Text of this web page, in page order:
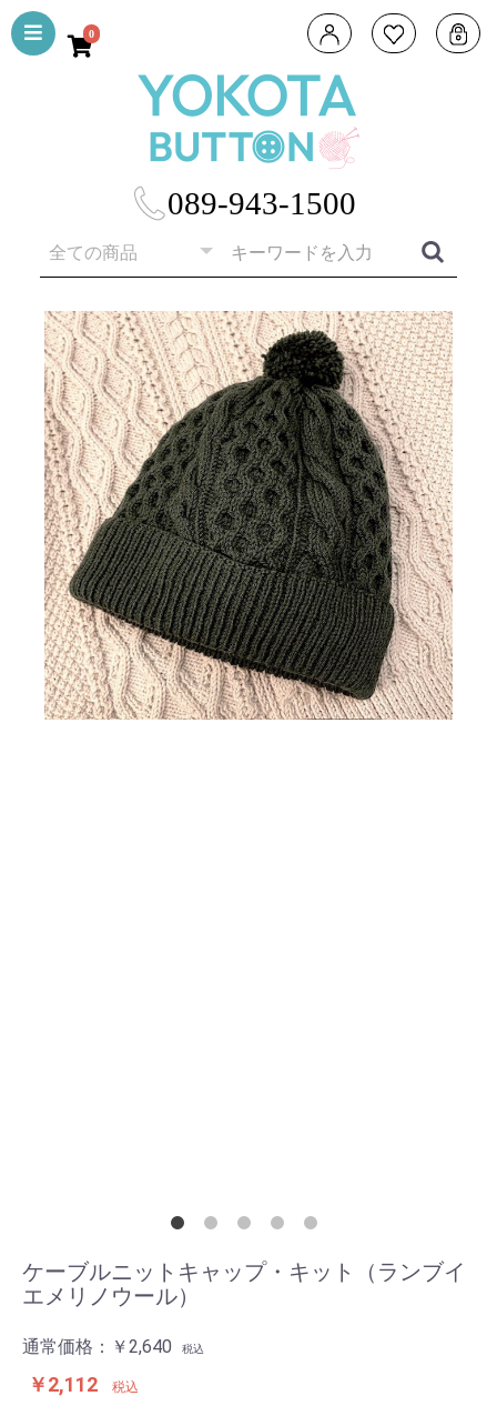
089-943-1500
0
ケーブルニットキャップ・キット（ランブイ
エメリノウール）
通常価格： ￥2,640 税込
￥2,112 税込